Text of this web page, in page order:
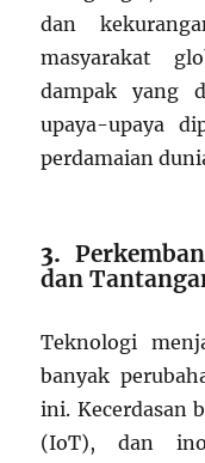
dan
masyarakat
dampak yang
upaya-upaya
perdamaian
3.
dan
Teknologi
banyak
ini. Kecerdasan
(IoT), dan